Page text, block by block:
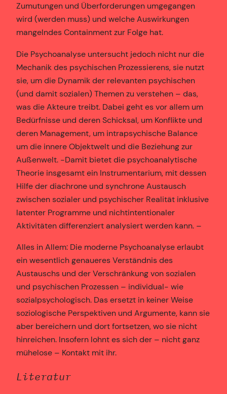
Zumutungen und Überforderungen umgegangen
wird (werden muss) und welche Auswirkungen
mangelndes Containment zur Folge hat.
Die Psychoanalyse untersucht jedoch nicht nur die
Mechanik des psychischen Prozessierens, sie nutzt
sie, um die Dynamik der relevanten psychischen
(und damit sozialen) Themen zu verstehen – das,
was die Akteure treibt. Dabei geht es vor allem um
Bedürfnisse und deren Schicksal, um Konflikte und
deren Management, um intrapsychische Balance
um die innere Objektwelt und die Beziehung zur
Außenwelt. -Damit bietet die psychoanalytische
Theorie insgesamt ein Instrumentarium, mit dessen
Hilfe der diachrone und synchrone Austausch
zwischen sozialer und psychischer Realität inklusive
latenter Programme und nichtintentionaler
Aktivitäten differenziert analysiert werden kann. –
Alles in Allem: Die moderne Psychoanalyse erlaubt
ein wesentlich genaueres Verständnis des
Austauschs und der Verschränkung von sozialen
und psychischen Prozessen – individual- wie
sozialpsychologisch. Das ersetzt in keiner Weise
soziologische Perspektiven und Argumente, kann sie
aber bereichern und dort fortsetzen, wo sie nicht
hinreichen. Insofern lohnt es sich der – nicht ganz
mühelose – Kontakt mit ihr.
Literatur